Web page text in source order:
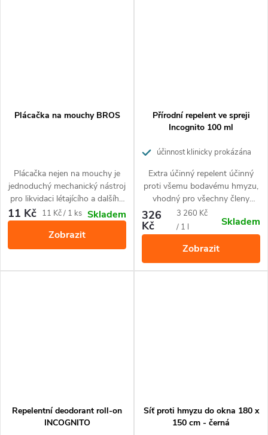
Plácačka na mouchy BROS
Plácačka nejen na mouchy je
jednoduchý mechanický nástroj
pro likvidaci létajícího a dalšího
obtížného hmyzu. Plácačky
BROS jsou z odolného plastu
dostupné v několikabarevných
provedeních.
11 Kč Měrná
11 Kč / 1 ks Skladem
Zobrazit
Přírodní repelent ve spreji
Incognito 100 ml
účinnost klinicky prokázána
Extra účinný repelent účinný
proti všemu bodavému hmyzu,
vhodný pro všechny členy
rodiny včetně malých dětí od 6
měsíců,
pro všechny podnebné
pásy včetně tropických.
326
Kč
Měrná
cena:
3 260 Kč
/ 1 l
Skladem
Zobrazit
Repelentní deodorant roll-on
INCOGNITO
Síť proti hmyzu do okna 180 x
150 cm - černá